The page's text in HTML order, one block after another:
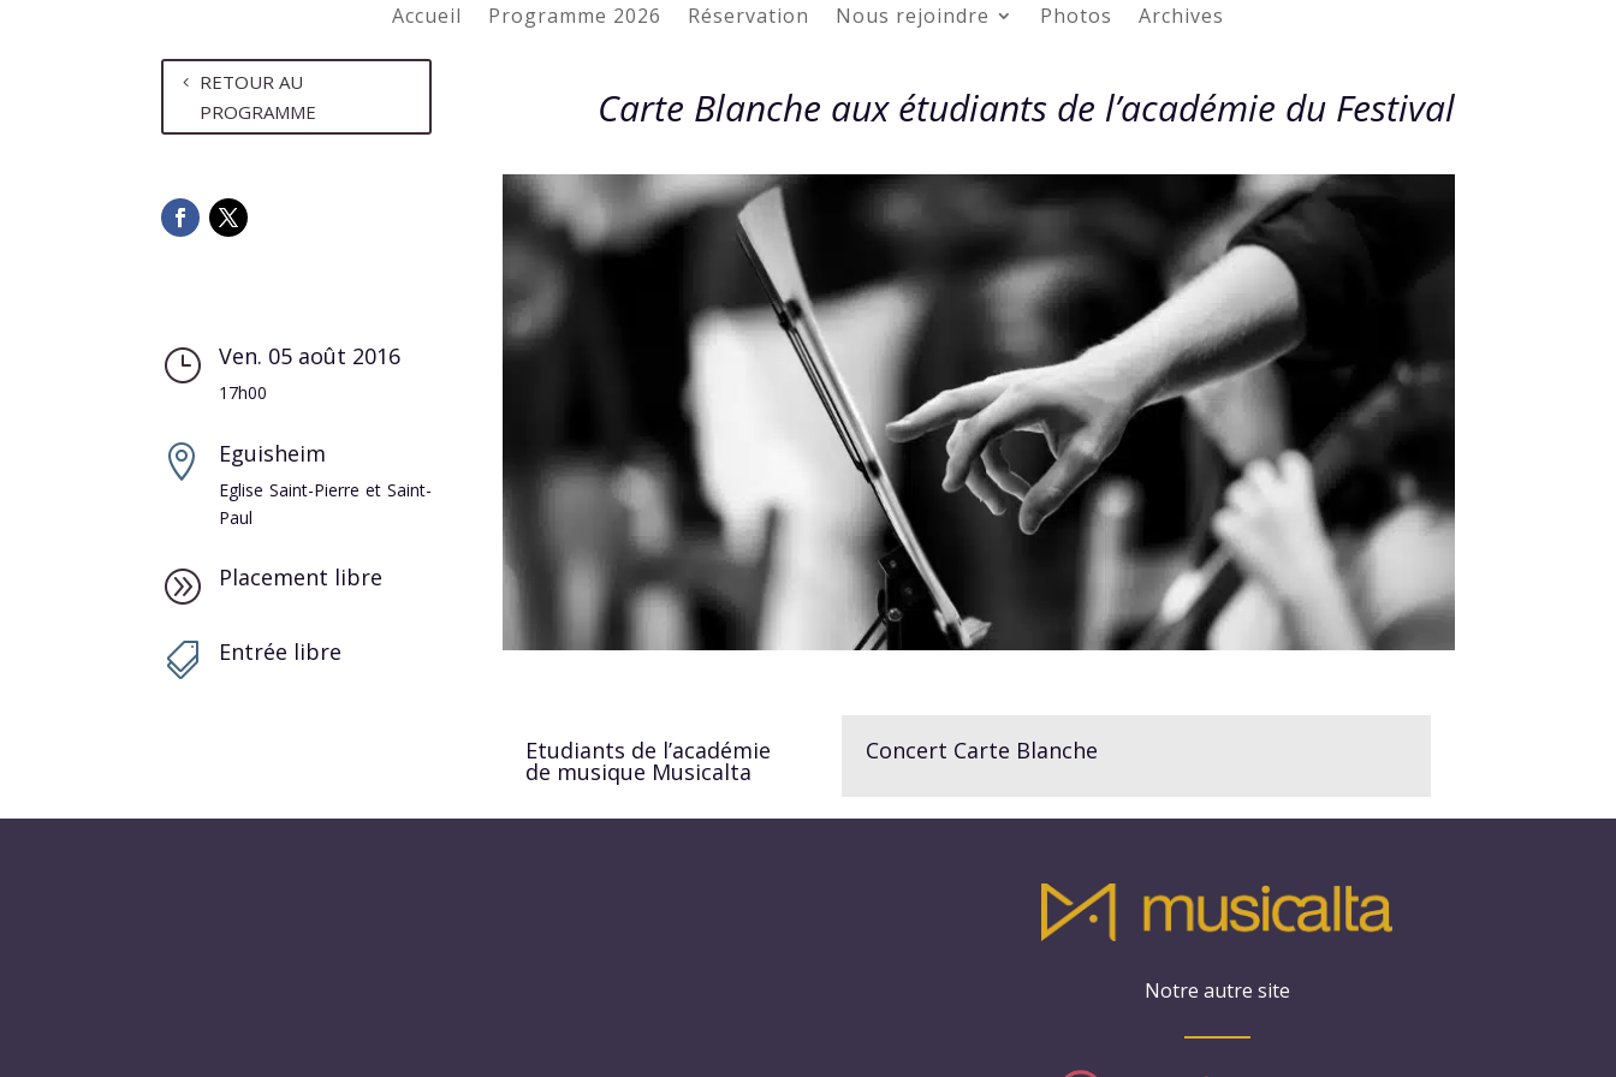
Accueil Programme 2026 Réservation Nous rejoindre Photos Archives
RETOUR AU
PROGRAMME
} Ven. 05 août 2016
17h00
 Eguisheim
Eglise Saint-Pierre et Saint-
Paul
A Placement libre
 Entrée libre
Carte Blanche aux étudiants de l’académie du Festival
Etudiants de l’académie
de musique Musicalta
Concert Carte Blanche
Notre autre site